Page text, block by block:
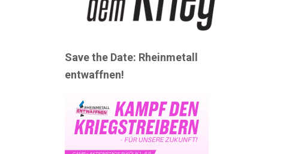
Save the Date: Rheinmetall
entwaffnen!